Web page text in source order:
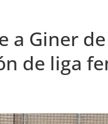
a Giner
de liga